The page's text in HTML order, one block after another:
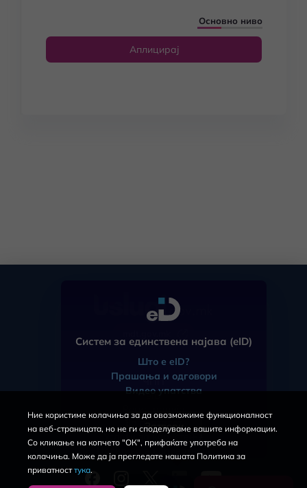
Основно ниво
Аплицирај
ЧПП
eID
За порталот
Услови за користење
Политика за приватност
Систем за единствена најава (eID)
Што е eID?
Прашања и одговори
Видео упатства
Затвори
Ние користиме колачиња за да овозможиме функционалност
на веб-страницата, но не ги споделуваме вашите информации.
Со кликање на копчето "ОК", прифаќате употреба на
колачиња. Може да ја прегледате нашата Политика за
приватносттука.